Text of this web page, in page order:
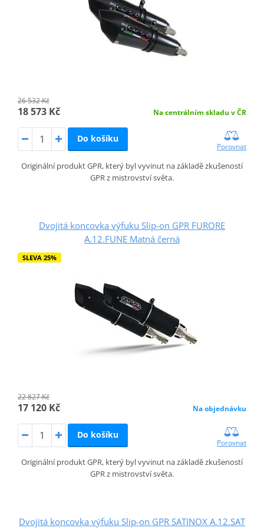
26 532 Kč
18 573 Kč Na centrálním skladu v ČR
Do košíku
Porovnat
Originální produkt GPR, který byl vyvinut na základě zkušeností
GPR z mistrovství světa.
Dvojitá koncovka výfuku Slip-on GPR FURORE
A.12.FUNE Matná černá
SLEVA 25%
22 827 Kč
17 120 Kč Na objednávku
Do košíku
Porovnat
Originální produkt GPR, který byl vyvinut na základě zkušeností
GPR z mistrovství světa.
Dvojitá koncovka výfuku Slip-on GPR SATINOX A.12.SAT